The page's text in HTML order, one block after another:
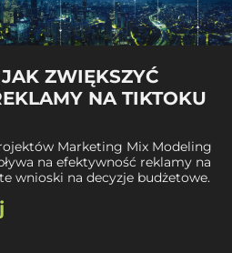
ZWIĘKSZYĆ
NA TIKTOKU
Marketing Mix Modeling
na efektywność reklamy na
wnioski na decyzje budżetowe.